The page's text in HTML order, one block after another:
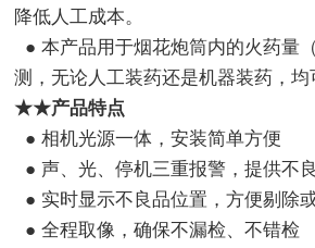
降低人工成本。
● 本产品用于烟花炮筒内的火药量
测，无论人工装药还是机器装药，均
★★产品特点
● 相机光源一体，安装简单方便
● 声、光、停机三重报警，提供不
● 实时显示不良品位置，方便剔除
● 全程取像，确保不漏检、不错检